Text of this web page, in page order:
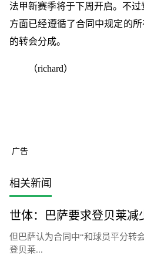
法甲新赛季将于下周开启。不
方面已经遵循了合同中规定的
的转会分成。
（richard）
广告
相关新闻
但巴萨认为合同中“和球员平分转
登贝莱...